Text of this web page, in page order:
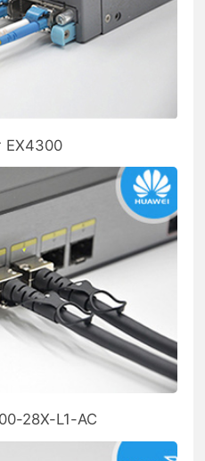
EX4300
28X-L1-AC